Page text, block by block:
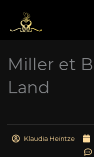
treści
Miller et
Land
Klaudia Heintze